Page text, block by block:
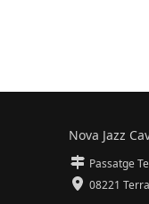
Nova Jazz
Passatge
08221